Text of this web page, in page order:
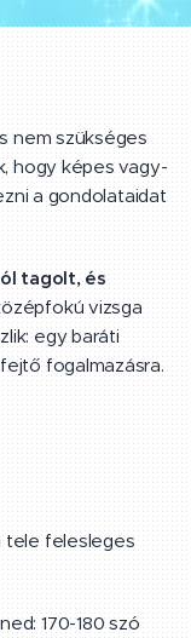
nem szükséges
hogy képes vagy-
a gondolataidat
tagolt, és
vizsga
egy baráti
fogalmazásra.
tele felesleges
170-180 szó